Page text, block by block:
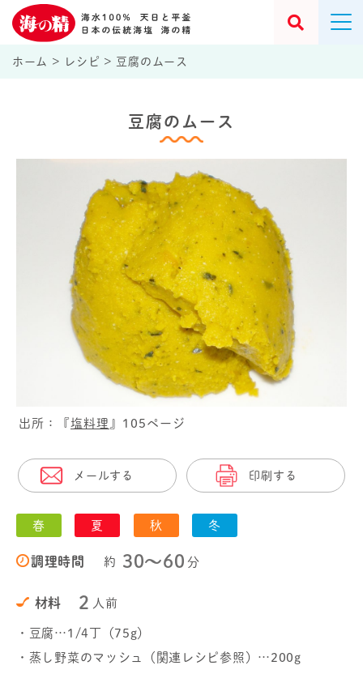
ホーム > レシピ > 豆腐のムース
豆腐のムース
出所：『塩料理 』105ページ
メールする 印刷する
春 夏 秋 冬
調理時間 約 30〜60 分
材料 2 人前
・豆腐…1/4丁（75g）
・蒸し野菜のマッシュ（関連レシピ参照）…200g